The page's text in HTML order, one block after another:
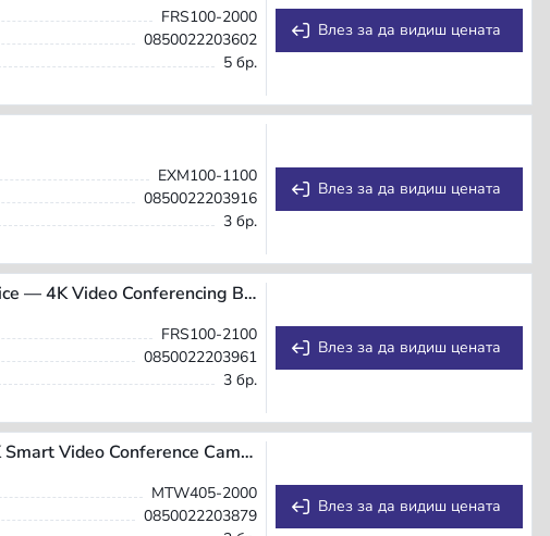
FRS100-2000
0850022203602
5 бр.
Влез за да видиш цената
EXM100-1100
0850022203916
3 бр.
Влез за да видиш цената
Owl Labs Owl Bar Video Conferencing Device — 4K Video Conferencing Bar
FRS100-2100
0850022203961
3 бр.
Влез за да видиш цената
Owl Labs Meeting Owl 4+ 360-Degree, 4K Smart Video Conference Camera, Microphone and Speaker (Automatic Speaker Focus, Smart Zooming and Noise Equalising)
MTW405-2000
0850022203879
Влез за да видиш цената